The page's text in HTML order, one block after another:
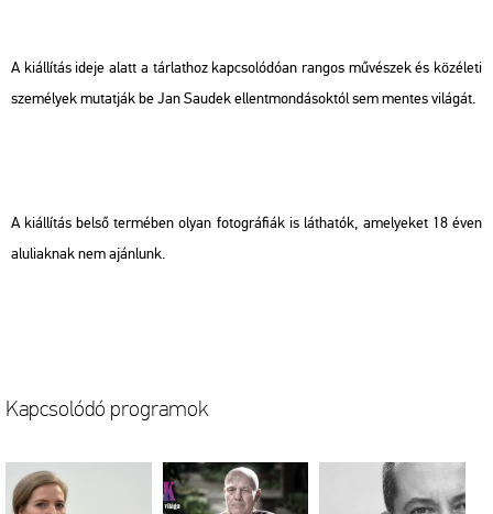
A ki­ál­lí­tás ideje alatt a tár­lat­hoz kap­cso­ló­dó­an ran­gos mű­vé­szek és köz­éle­ti
sze­mé­lyek mu­tat­ják be Jan Sa­udek el­lent­mon­dá­sok­tól sem men­tes vi­lá­gát.
A ki­ál­lí­tás belső ter­mé­ben olyan fo­tog­rá­fi­ák is lát­ha­tók, ame­lye­ket 18 éven
alu­li­ak­nak nem aján­lunk.
Kap­cso­ló­dó prog­ra­mok